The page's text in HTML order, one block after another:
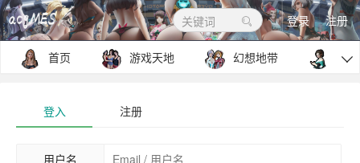
关键词 登录 注册
首页 游戏天地 幻想地带 包

登入 注册
用户名